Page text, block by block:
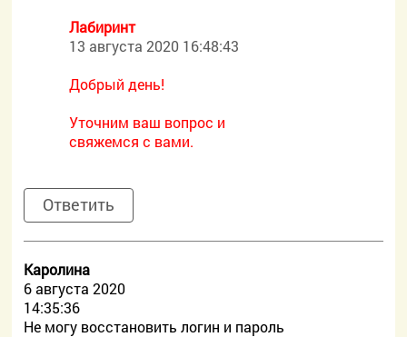
Лабиринт
13 августа 2020 16:48:43
Добрый день!
Уточним ваш вопрос и
свяжемся с вами.
Ответить
Каролина
6 августа 2020
14:35:36
Не могу восстановить логин и пароль